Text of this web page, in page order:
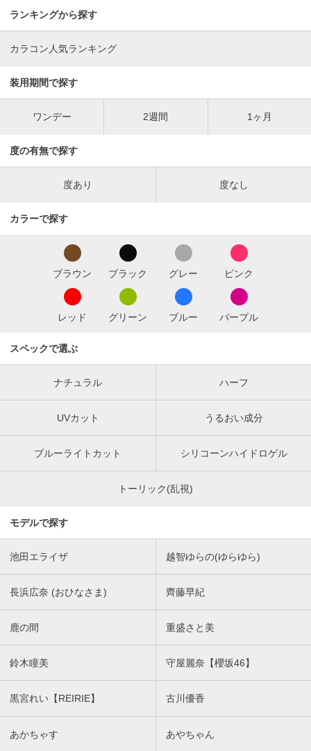
ランキングから探す
カラコン人気ランキング
装用期間で探す
ワンデー 2週間 1ヶ月
度の有無で探す
度あり 度なし
カラーで探す
ブラウン ブラック グレー ピンク
レッド グリーン ブルー パープル
スペックで選ぶ
ナチュラル ハーフ
UVカット うるおい成分
ブルーライトカット シリコーンハイドロゲル
トーリック(乱視)
モデルで探す
池田エライザ 越智ゆらの(ゆらゆら)
長浜広奈 (おひなさま) 齊藤早紀
鹿の間 重盛さと美
鈴木瞳美 守屋麗奈【櫻坂46】
黒宮れい【REIRIE】 古川優香
あかちゃす あやちゃん